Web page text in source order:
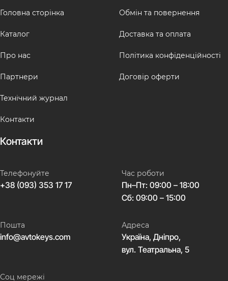
Головна сторінка
Каталог
Про нас
Партнери
Технічний журнал
Контакти
Обмін та повернення
Доставка та оплата
Політика конфіденційності
Договір оферти
Контакти
Телефонуйте
+38 (093) 353 17 17
Час роботи
Пн–Пт: 09:00 – 18:00
Сб: 09:00 – 15:00
Пошта
info@avtokeys.com
Адреса
Україна, Дніпро,
вул. Театральна, 5
Соц мережі